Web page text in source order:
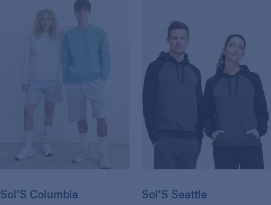
Sol’S Columbia Sol’S Seattle